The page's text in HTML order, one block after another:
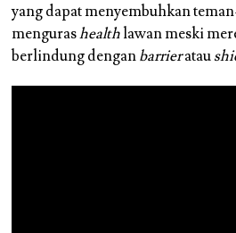
yang dapat menyembuhkan
mengurashealthlawan meski
berlindung denganbarrieratau